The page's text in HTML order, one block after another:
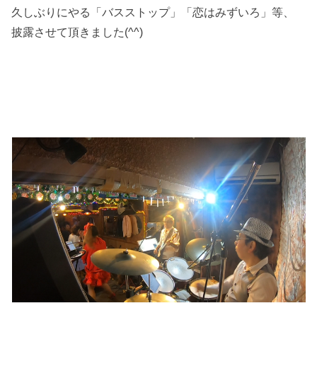
久しぶりにやる「バスストップ」「恋はみずいろ」等、
披露させて頂きました(^^)